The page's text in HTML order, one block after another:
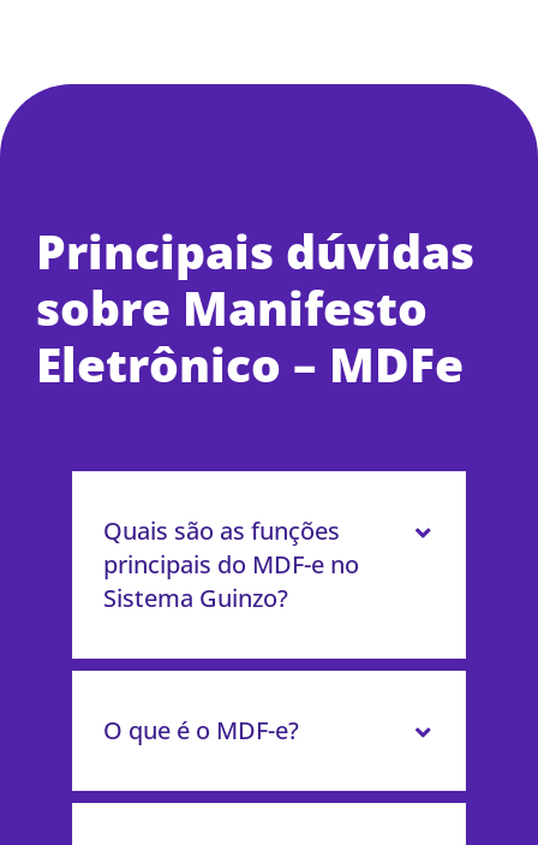
Principais dúvidas
sobre Manifesto
Eletrônico – MDFe
Quais são as funções
principais do MDF-e no
Sistema Guinzo?
O que é o MDF-e?